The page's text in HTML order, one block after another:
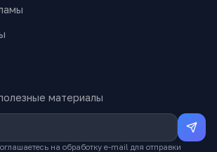
материалы
на обработку e-mail для отправки